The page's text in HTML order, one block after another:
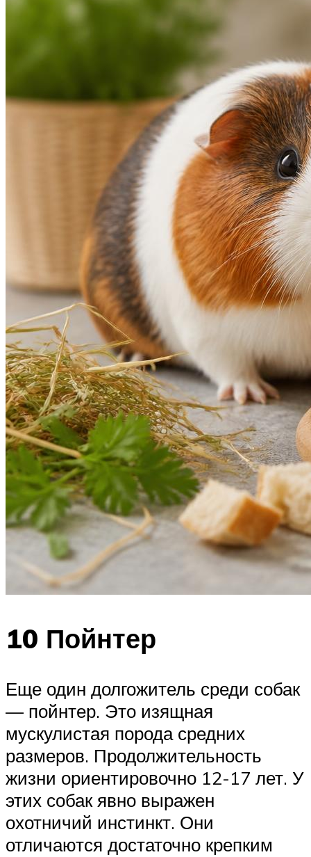
10 Пойнтер
Еще один долгожитель среди собак
— пойнтер. Это изящная
мускулистая порода средних
размеров. Продолжительность
жизни ориентировочно 12-17 лет. У
этих собак явно выражен
охотничий инстинкт. Они
отличаются достаточно крепким